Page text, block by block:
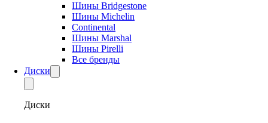
Шины Bridgestone
Шины Michelin
Continental
Шины Marshal
Шины Pirelli
Все бренды
Диски
Диски